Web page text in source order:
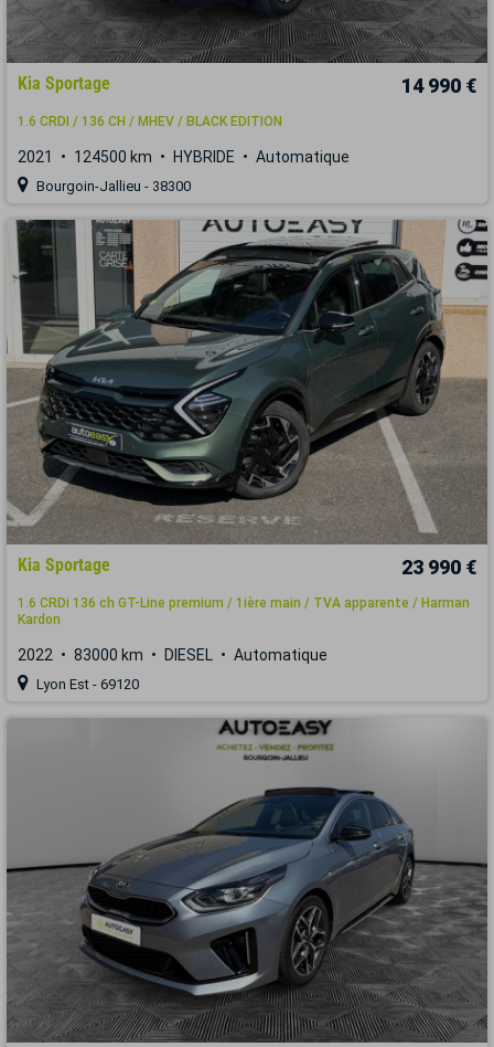
Kia Sportage 14 990 €
1.6 CRDI / 136 CH / MHEV / BLACK EDITION
2021 124500 km HYBRIDE Automatique
Bourgoin-Jallieu - 38300
Kia Sportage 23 990 €
1.6 CRDi 136 ch GT-Line premium / 1ière main / TVA apparente / Harman
Kardon
2022 83000 km DIESEL Automatique
Lyon Est - 69120